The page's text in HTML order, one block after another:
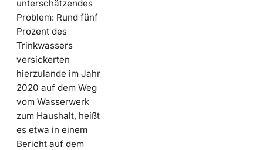
unterschätzendes
Problem: Rund fünf
Prozent des
Trinkwassers
versickerten
hierzulande im Jahr
2020 auf dem Weg
vom Wasserwerk
zum Haushalt, heißt
es etwa in einem
Bericht auf dem